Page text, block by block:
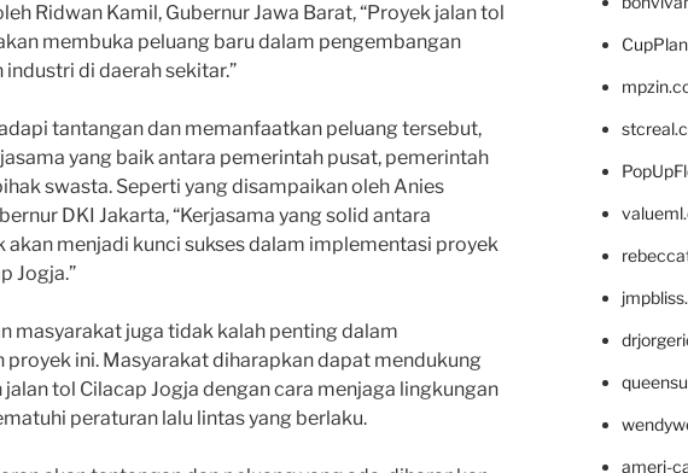
Ridwan Kamil, Gubernur Jawa Barat, “Proyek jalan tol
membuka peluang baru dalam pengembangan
di daerah sekitar.”
tantangan dan memanfaatkan peluang tersebut,
yang baik antara pemerintah pusat, pemerintah
swasta. Seperti yang disampaikan oleh Anies
DKI Jakarta, “Kerjasama yang solid antara
akan menjadi kunci sukses dalam implementasi proyek
Jogja.”
masyarakat juga tidak kalah penting dalam
proyek ini. Masyarakat diharapkan dapat mendukung
tol Cilacap Jogja dengan cara menjaga lingkungan
peraturan lalu lintas yang berlaku.
ameri-